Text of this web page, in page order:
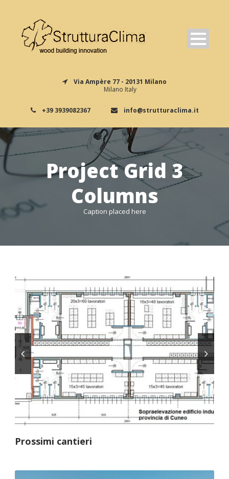
Via Ampère 77 - 20131 Milano
Milano Italy
+39 3939082367 info@strutturaclima.it
Project Grid 3
Columns
Caption placed here
Prossimi cantieri